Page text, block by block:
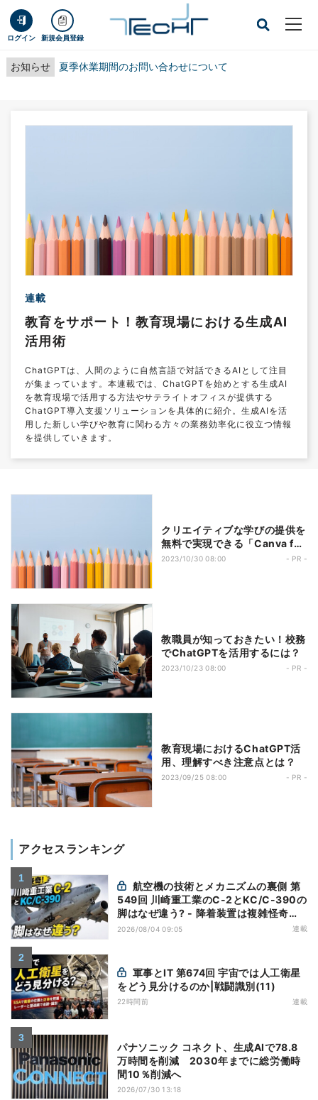
ログイン 新規会員登録
お知らせ 夏季休業期間のお問い合わせについて
連載
教育をサポート！教育現場における生成AI
活用術
ChatGPTは、人間のように自然言語で対話できるAIとして注目
が集まっています。本連載では、ChatGPTを始めとする生成AI
を教育現場で活用する方法やサテライトオフィスが提供する
ChatGPT導入支援ソリューションを具体的に紹介。生成AIを活
用した新しい学びや教育に関わる方々の業務効率化に役立つ情報
を提供していきます。
クリエイティブな学びの提供を
無料で実現できる「Canva for
Education」
2023/10/30 08:00 - PR -
教職員が知っておきたい！校務
でChatGPTを活用するには？
2023/10/23 08:00 - PR -
教育現場におけるChatGPT活
用、理解すべき注意点とは？
2023/09/25 08:00 - PR -
アクセスランキング
549回 川崎重工業のC-2とKC/C-390の
脚はなぜ違う? - 降着装置は複雑怪奇
(5)|軍用輸送機(10)
2026/08/04 09:05 連載
をどう見分けるのか|戦闘識別(11)
22時間前 連載
パナソニック コネクト、生成AIで78.8
万時間を削減 2030年までに総労働時
間10％削減へ
2026/07/30 13:18